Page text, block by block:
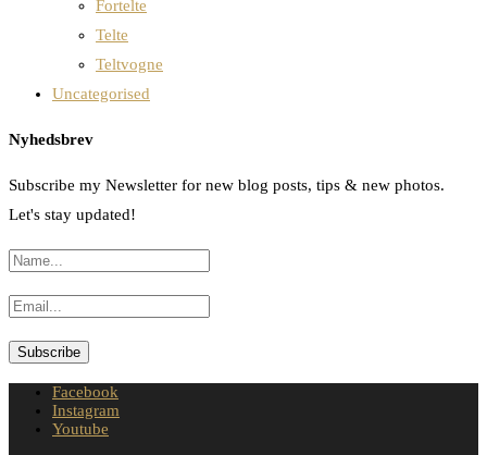
Fortelte
Telte
Teltvogne
Uncategorised
Nyhedsbrev
Subscribe my Newsletter for new blog posts, tips & new photos.
Let's stay updated!
Facebook
Instagram
Youtube